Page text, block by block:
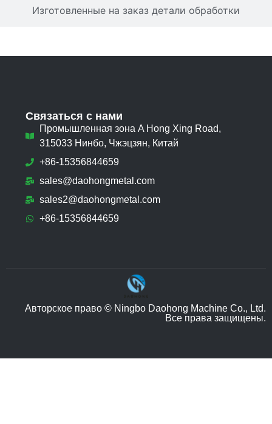
Изготовленные на заказ детали обработки
Связаться с нами
Промышленная зона A Hong Xing Road,
315033 Нинбо, Чжэцзян, Китай
+86-15356844659
sales@daohongmetal.com
sales2@daohongmetal.com
+86-15356844659
Авторское право © Ningbo Daohong Machine Co., Ltd.
Все права защищены.